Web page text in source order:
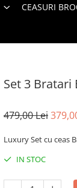
CEASURI
Set 3 Bratari
479,00 Lei
Luxury Set cu ceas
IN STOC